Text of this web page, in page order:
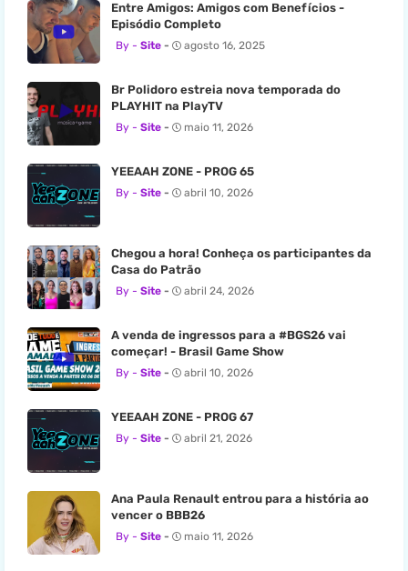
Entre Amigos: Amigos com Benefícios -
Episódio Completo
Site agosto 16, 2025
Br Polidoro estreia nova temporada do
PLAYHIT na PlayTV
Site maio 11, 2026
YEEAAH ZONE - PROG 65
Site abril 10, 2026
Chegou a hora! Conheça os participantes da
Casa do Patrão
Site abril 24, 2026
A venda de ingressos para a #BGS26 vai
começar! - Brasil Game Show
Site abril 10, 2026
YEEAAH ZONE - PROG 67
Site abril 21, 2026
Ana Paula Renault entrou para a história ao
vencer o BBB26
Site maio 11, 2026